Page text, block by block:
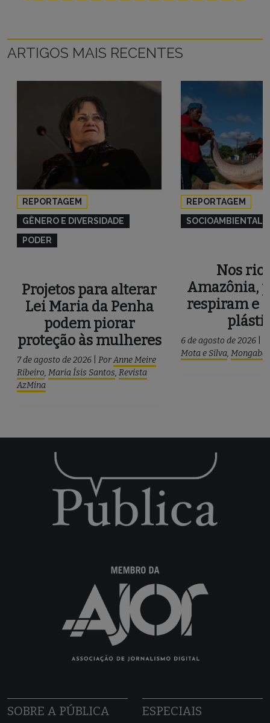
ARTIGOS MAIS RECENTES
REPORTAGEM
GÊNERO E DIVERSIDADE
PODER
Projetos para alterar
Lei Maria da Penha
podem piorar
proteção às mulheres
7 de agosto de 2026 PorAnne Meire
Ribeiro, Maria Ísis Santos, Revista
AzMina
REPORTAGEM
SOCIOAMBIENTAL
Nos
Amazônia,
respiram e
6 de agosto de 2026
Mota e Silva,
SOBRE A PÚBLICA ESPECIAIS